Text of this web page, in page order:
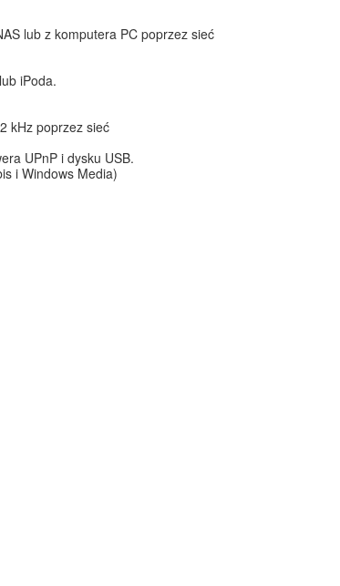
lub z komputera PC poprzez sieć
iPoda.
kHz poprzez sieć
UPnP i dysku USB.
i Windows Media)